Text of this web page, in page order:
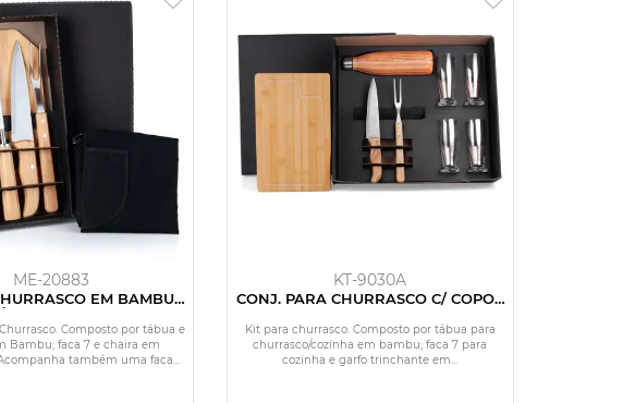
ME-20883
EM BAMBU /
INOX COM AVENTAL- 8
PÇSComposto por tábua e
Bambu; faca 7 e chaira em
também uma faca...
KT-9030A
CONJ. PARA CHURRASCO C/ COPOS
Kit para churrasco. Composto por tábua para
churrasco/cozinha em bambu; faca 7 para
cozinha e garfo trinchante em...